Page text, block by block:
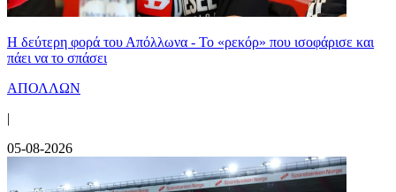
Η δεύτερη φορά του Απόλλωνα - Το «ρεκόρ» που ισοφάρισε και
πάει να το σπάσει
ΑΠΟΛΛΩΝ
|
05-08-2026